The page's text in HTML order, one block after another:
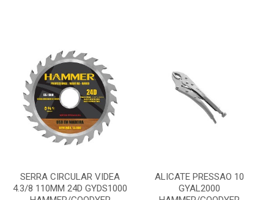
SERRA CIRCULAR VIDEA
4.3/8 110MM 24D GYDS1000
ALICATE PRESSAO 10
GYAL2000